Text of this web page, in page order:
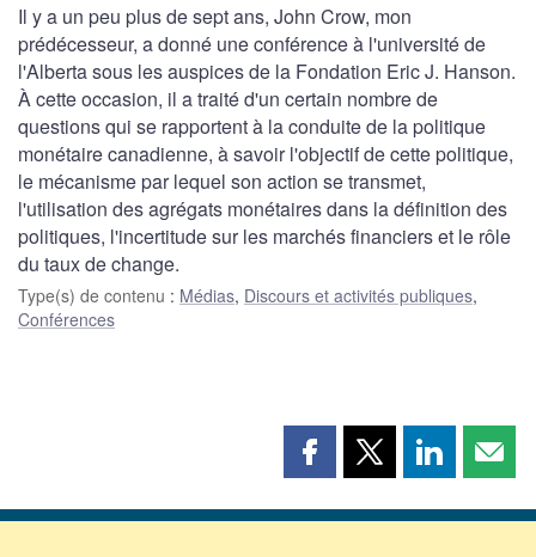
Il y a un peu plus de sept ans, John Crow, mon
prédécesseur, a donné une conférence à l'université de
l'Alberta sous les auspices de la Fondation Eric J. Hanson.
À cette occasion, il a traité d'un certain nombre de
questions qui se rapportent à la conduite de la politique
monétaire canadienne, à savoir l'objectif de cette politique,
le mécanisme par lequel son action se transmet,
l'utilisation des agrégats monétaires dans la définition des
politiques, l'incertitude sur les marchés financiers et le rôle
du taux de change.
Type(s) de contenu : Médias, Discours et activités publiques,
Conférences
Partager
page
Partager
page
Partager
page page